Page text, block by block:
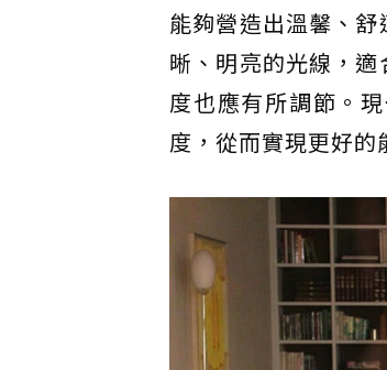
能夠營造出溫馨、
晰、明亮的光線，
度也應有所調節。
度，從而實現更好的